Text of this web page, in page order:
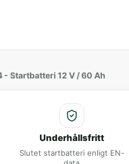
- Startbatteri 12 V / 60 Ah
Underhållsfritt
Slutet startbatteri enligt EN-